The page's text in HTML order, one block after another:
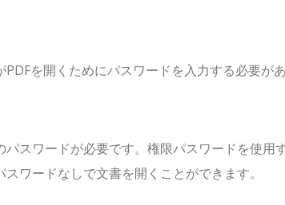
を開くためにパスワードを入力する必要が
スワードが必要です。権限パスワードを使用
ワードなしで文書を開くことができます。